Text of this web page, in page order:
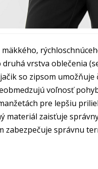
vrstva oblečenia
so zipsom
voľnosť
pre lepšiu
materiál zaisťuje
zabezpečuje správnu